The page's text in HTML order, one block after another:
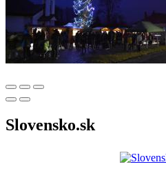
Slovensko.sk